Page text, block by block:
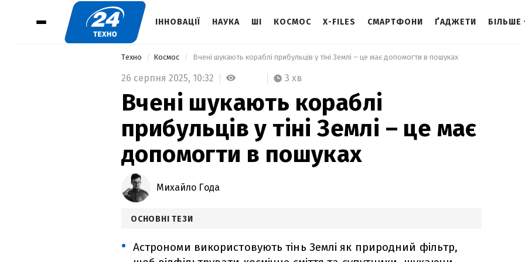
ІННОВАЦІЇ НАУКА ШІ КОСМОС X-FILES СМАРТФОНИ ҐАДЖЕТИ БІЛЬШЕ
Техно Космос Вчені шукають кораблі прибульців у тіні Землі – це має допомогти в пошуках
26 серпня 2025, 10:32 3 хв
Вчені шукають кораблі
прибульців у тіні Землі – це має
допомогти в пошуках
Михайло Года
ОСНОВНІ ТЕЗИ
Астрономи використовують тінь Землі як природний фільтр,